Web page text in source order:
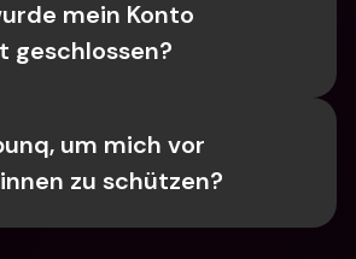
mein Konto
geschlossen?
um mich vor
zu schützen?